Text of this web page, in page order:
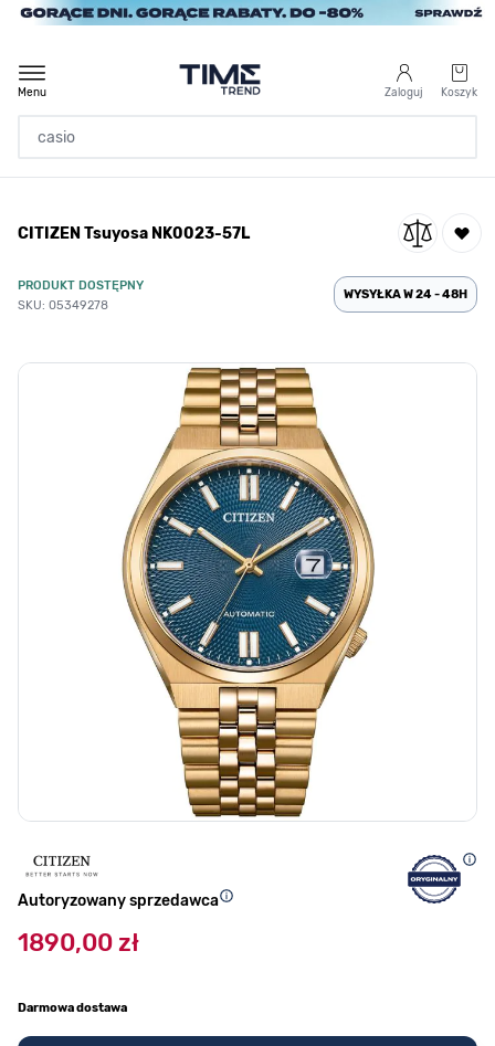
Przejdź do treści
Zaloguj Koszyk
Menu
/
CITIZEN Tsuyosa NK0023-57L
CITIZEN Tsuyosa NK0023-57L
PRODUKT DOSTĘPNY
SKU: 05349278
WYSYŁKA W 24 - 48H
Autoryzowany sprzedawca
1890,00 zł
Darmowa dostawa